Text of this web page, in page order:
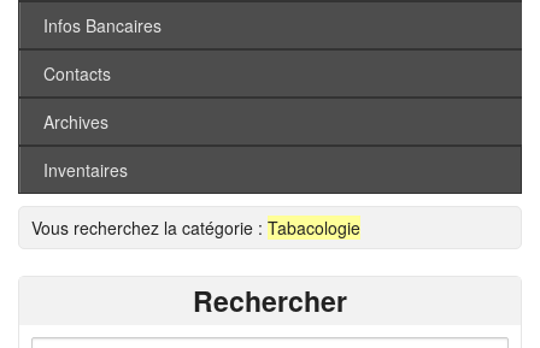
Infos Bancaires
Contacts
Archives
Inventaires
Vous recherchez la catégorie : Tabacologie
Rechercher